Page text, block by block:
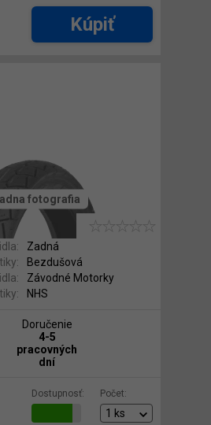
Kúpiť
fotografia
Zadná
Bezdušová
Závodné Motorky
NHS
Doručenie
4-5
pracovných
dní
Dostupnosť: Počet: